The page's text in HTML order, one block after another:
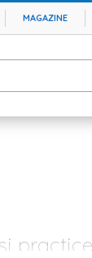
MAGAZINE